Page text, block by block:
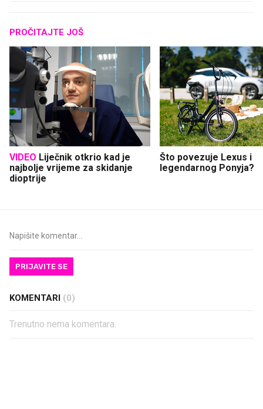
PROČITAJTE JOŠ
VIDEO
najbolje vrijeme za skidanje
dioptrije
Što povezuje Lexus i
legendarnog Ponyja?
PRIJAVITE SE
KOMENTARI (0)
Trenutno nema komentara.